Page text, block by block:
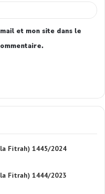
et mon site dans le
Fitrah) 1445/2024
Fitrah) 1444/2023